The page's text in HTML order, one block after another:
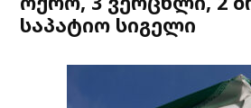
საპატიო სიგელი